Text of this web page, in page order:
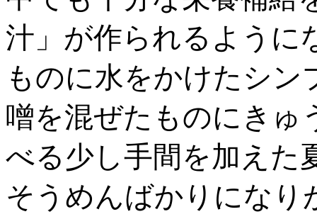
汁」が作られるように
ものに水をかけたシ
噌を混ぜたものにきゅ
べる少し手間を加えた
そうめんばかりになり